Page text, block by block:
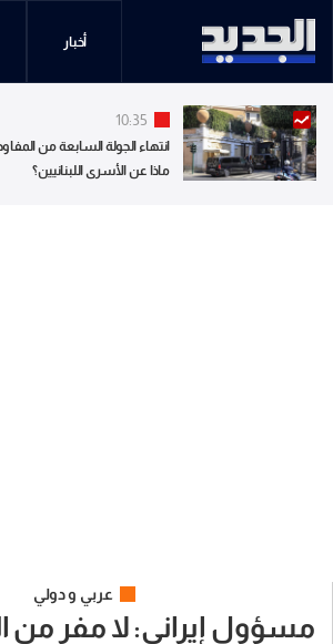
أخبار
10:35
انتهاء الجولة السابعة من
ماذا عن الأسرى اللبنانيين؟
عربي و دولي
مسؤول إيراني: لا مفر من